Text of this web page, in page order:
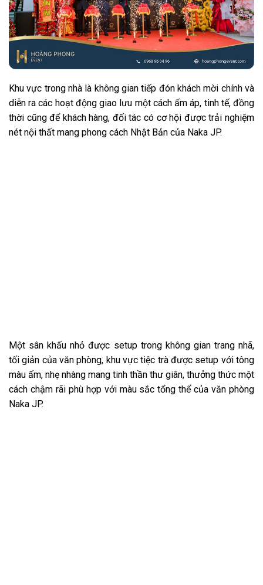
Khu vực trong nhà là không gian tiếp đón khách mời chính và
diễn ra các hoạt động giao lưu một cách ấm áp, tinh tế, đồng
thời cũng để khách hàng, đối tác có cơ hội được trải nghiệm
nét nội thất mang phong cách Nhật Bản của Naka JP.
Một sân khấu nhỏ được setup trong không gian trang nhã,
tối giản của văn phòng, khu vực tiệc trà được setup với tông
màu ấm, nhẹ nhàng mang tinh thần thư giãn, thưởng thức một
cách chậm rãi phù hợp với màu sắc tổng thể của văn phòng
Naka JP.